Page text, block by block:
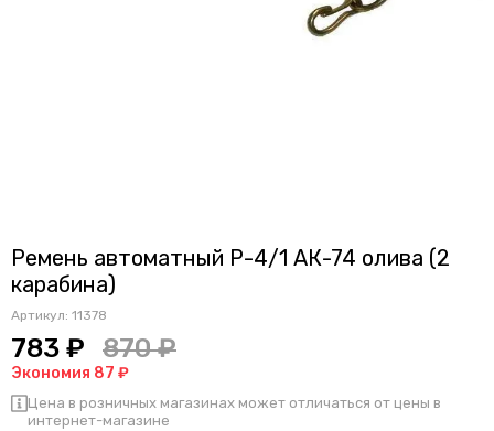
Ремень автоматный Р-4/1 АК-74 олива (2
карабина)
Артикул: 11378
783 ₽ 870 ₽
Экономия 87 ₽
Цена в розничных магазинах может отличаться от цены в
интернет-магазине